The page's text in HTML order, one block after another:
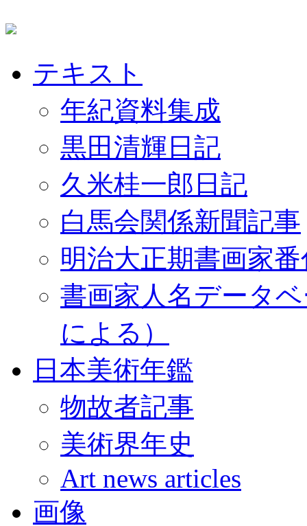
テキスト
年紀資料集成
黒田清輝日記
久米桂一郎日記
白馬会関係新聞記事
明治大正期書画家
書画家人名データ
による）
日本美術年鑑
物故者記事
美術界年史
Art news articles
画像